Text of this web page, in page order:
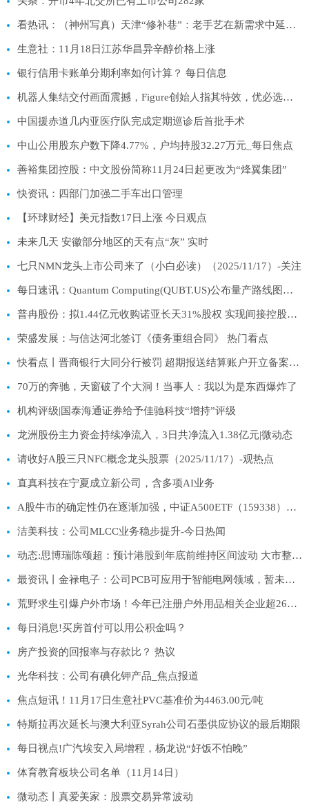
看热讯：（神州写真）天津“修补巷”：老手艺在新需求中延续生机补足幸福
生意社：11月18日江苏华昌异辛醇价格上涨
银行信用卡账单分期利率如何计算？ 每日信息
机器人集结交付画面震撼，Figure创始人指其特效，优必选：已发布一镜到底视频|每日讯息
中国援赤道几内亚医疗队完成定期巡诊后首批手术
中山公用股东户数下降4.77%，户均持股32.27万元_每日焦点
善裕集团控股：中文股份简称11月24日起更改为“烽翼集团”
快资讯：四部门加强二手车出口管理
【环球财经】美元指数17日上涨 今日观点
未来几天 安徽部分地区的天有点“灰” 实时
七只NMN龙头上市公司来了（小白必读）（2025/11/17）-关注
每日速讯：Quantum Computing(QUBT.US)公布量产路线图并获15亿美元融资，股价盘前大涨
普冉股份：拟1.44亿元收购诺亚长天31%股权 实现间接控股高性能闪存公司SHM|热点聚焦
荣盛发展：与信达河北签订《债务重组合同》 热门看点
快看点丨晋商银行大同分行被罚 超期报送结算账户开立备案资料
70万的奔驰，天窗破了个大洞！当事人：我以为是东西爆炸了
机构评级|国泰海通证券给予佳驰科技“增持”评级
龙洲股份主力资金持续净流入，3日共净流入1.38亿元|微动态
请收好A股三只NFC概念龙头股票（2025/11/17）-观热点
直真科技在宁夏成立新公司，含多项AI业务
A股牛市的确定性仍在逐渐加强，中证A500ETF（159338）净流入近3000万份-速看料
洁美科技：公司MLCC业务稳步提升-今日热闻
动态:思博瑞陈颂超：预计港股到年底前维持区间波动 大市整理期是入市良机
最资讯丨金禄电子：公司PCB可应用于智能电网领域，暂未应用于风电领域
荒野求生引爆户外市场！今年已注册户外用品相关企业超260万家
每日消息!买房首付可以用公积金吗？
房产投资的回报率与存款比？ 热议
光华科技：公司有碘化钾产品_焦点报道
焦点短讯！11月17日生意社PVC基准价为4463.00元/吨
特斯拉再次延长与澳大利亚Syrah公司石墨供应协议的最后期限
每日视点!广汽埃安入局增程，杨龙说“好饭不怕晚”
体育教育板块公司名单（11月14日）
微动态丨真爱美家：股票交易异常波动